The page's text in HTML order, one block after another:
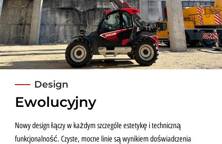
Design
Ewolucyjny
Nowy design łączy w każdym szczególe estetykę i techniczną
funkcjonalność. Czyste, mocne linie są wynikiem doświadczenia